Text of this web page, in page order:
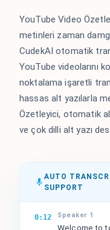
YouTube Video
metinleri zaman
CudekAI otomatik
YouTube videolarını
noktalama işaretli
hassas alt yazılarla
Özetleyici, otomatik
ve çok dilli alt yazı
AUTO
SUPPORT
0:12 Speaker 1
Welcome to